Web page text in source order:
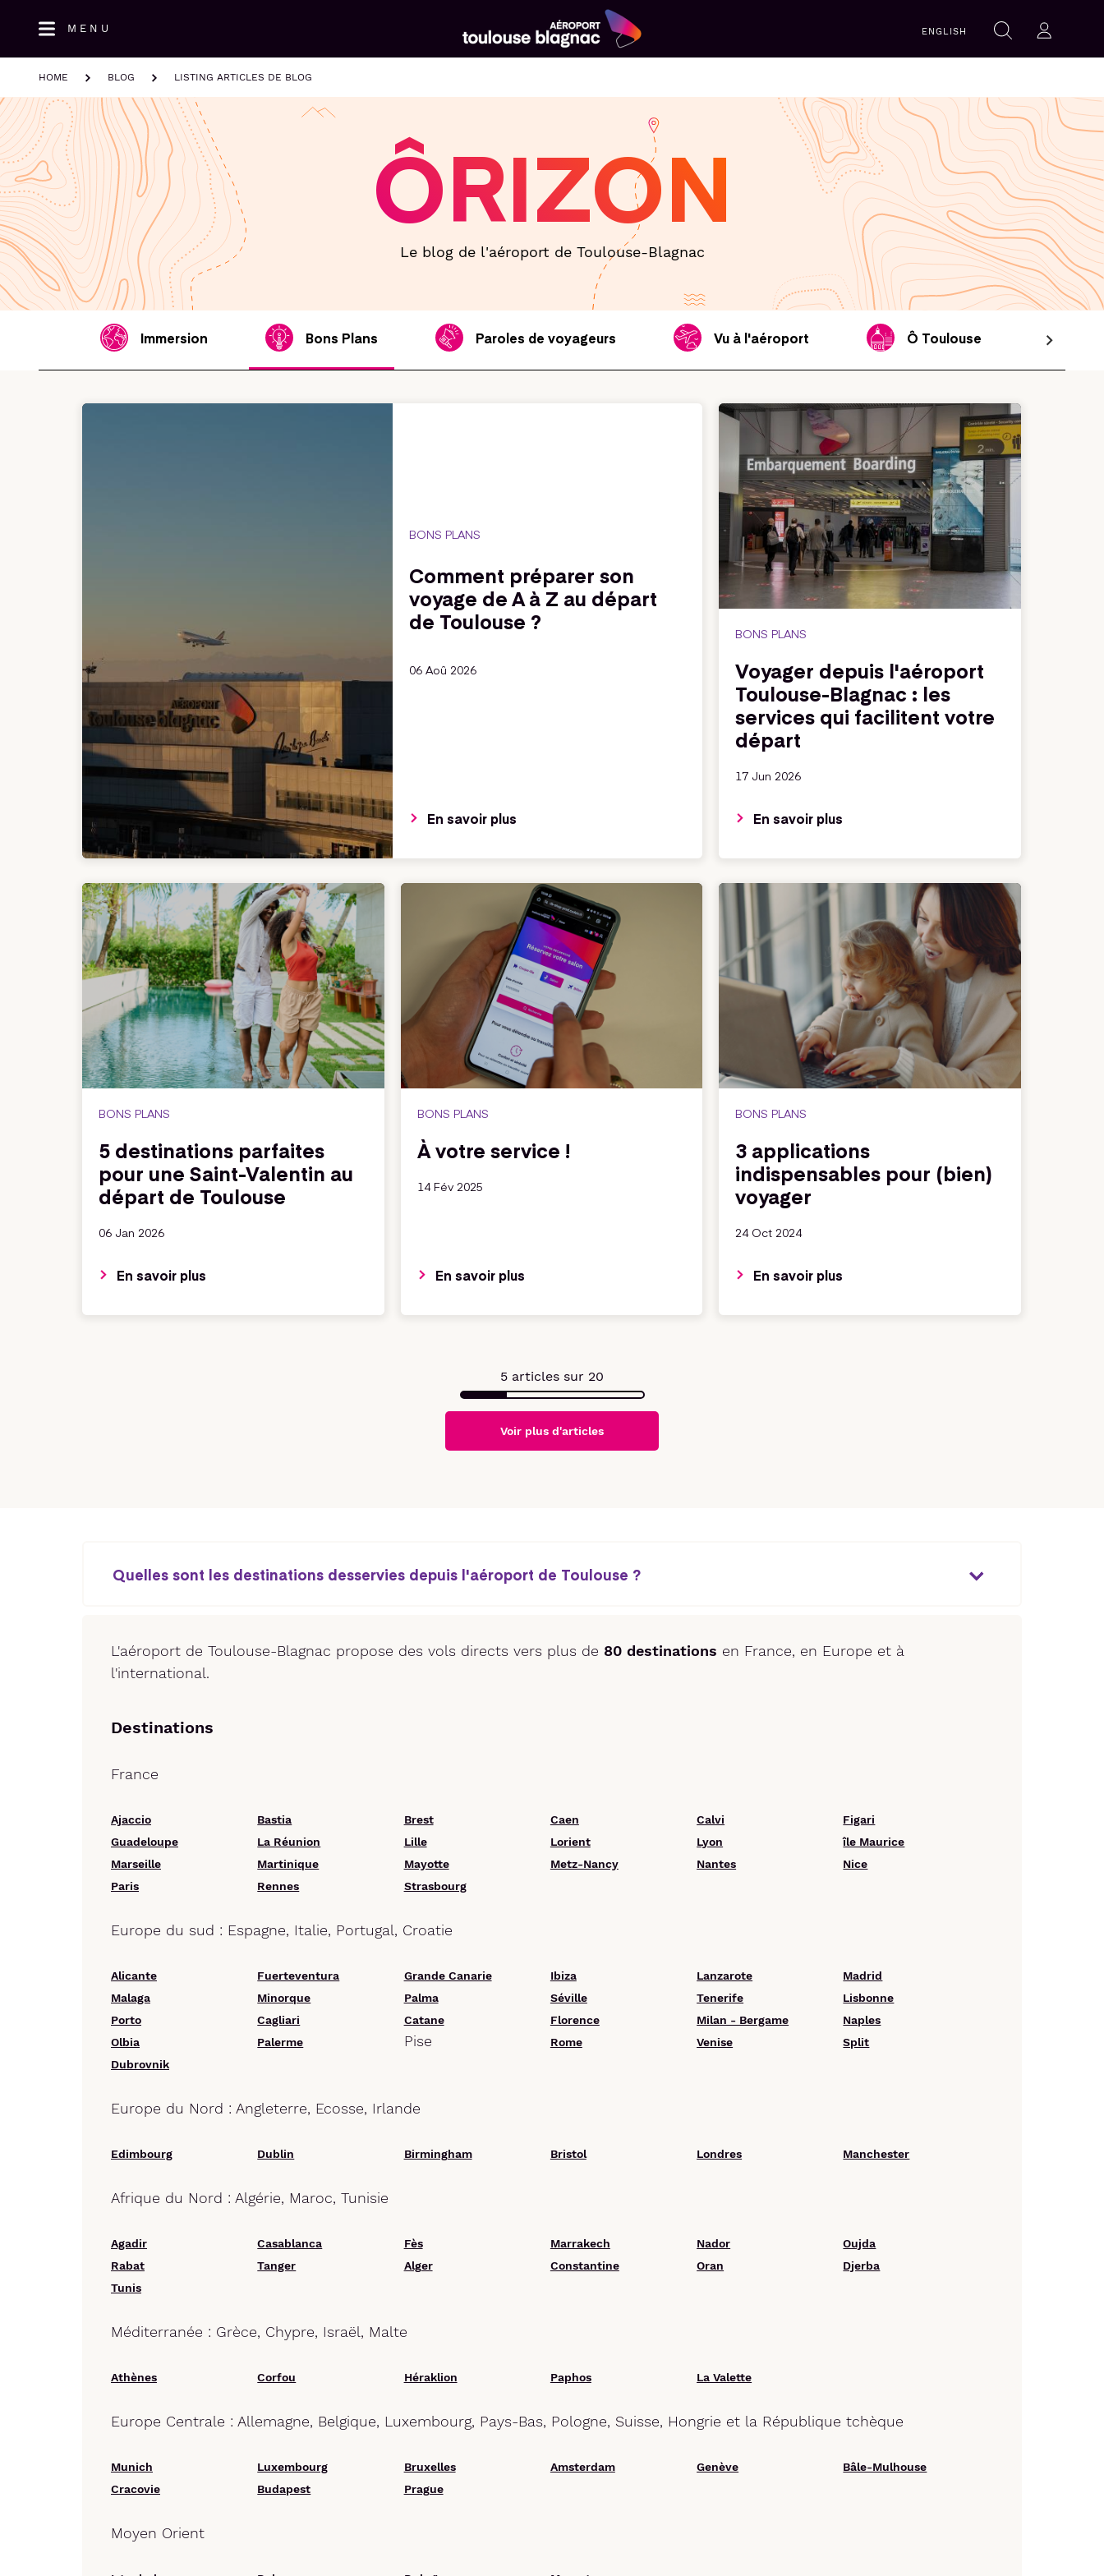
contenu
principal
MENU
Aéroport
ENGLISH RechercheRechercher
HOME BLOG LISTING ARTICLES DE BLOG
ÔRIZON
Le blog de l'aéroport de Toulouse-Blagnac
Immersion Bons Plans Paroles de voyageurs Vu à l'aéroport Ô Toulouse
BONS PLANS
Comment préparer son
voyage de A à Z au départ
de Toulouse ?
06 Aoû 2026
En savoir plus
BONS PLANS
Voyager depuis l'aéroport
Toulouse-Blagnac : les
services qui facilitent votre
départ
17 Jun 2026
En savoir plus
BONS PLANS
5 destinations parfaites
pour une Saint-Valentin au
départ de Toulouse
06 Jan 2026
En savoir plus
BONS PLANS
À votre service !
14 Fév 2025
En savoir plus
BONS PLANS
3 applications
indispensables pour (bien)
voyager
24 Oct 2024
En savoir plus
5 articles sur 20
Voir plus d'articles
Quelles sont les destinations desservies depuis l'aéroport de Toulouse ?
L'aéroport de Toulouse-Blagnac propose des vols directs vers plus de 80 destinations en France, en Europe et à
l'international.
Destinations
France
Ajaccio Bastia Brest Caen Calvi
Figari
Guadeloupe
La Réunion Lille Lorient Lyon
île Maurice
Marseille
Martinique Mayotte Metz-Nancy Nantes
Nice
Paris
Rennes Strasbourg
Europe du sud : Espagne, Italie, Portugal, Croatie
Alicante Fuerteventura Grande Canarie Ibiza Lanzarote
Madrid
Malaga
Minorque Palma Séville Tenerife
Lisbonne
Porto
Cagliari Catane Florence Milan - Bergame
Naples
Olbia
Palerme Pise Rome Venise
Split
Dubrovnik
Europe du Nord : Angleterre, Ecosse, Irlande
Edimbourg Dublin Birmingham Bristol Londres Manchester
Afrique du Nord : Algérie, Maroc, Tunisie
Agadir Casablanca Fès Marrakech Nador
Oujda
Rabat
Tanger Alger Constantine Oran
Djerba
Tunis
Méditerranée : Grèce, Chypre, Israël, Malte
Athènes Corfou Héraklion Paphos La Valette
Europe Centrale : Allemagne, Belgique, Luxembourg, Pays-Bas, Pologne, Suisse, Hongrie et la République tchèque
Munich Luxembourg Bruxelles Amsterdam Genève
Bâle-Mulhouse
Cracovie
Budapest Prague
Moyen Orient